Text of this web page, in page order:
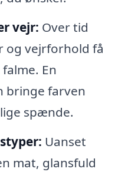
vejr: Over tid
og vejrforhold få
En
bringe farven
spænde.
Uanset
mat, glansfuld